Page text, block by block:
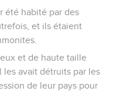
été habité par des
et ils étaient
et de haute taille
les avait détruits par les
de leur pays pour